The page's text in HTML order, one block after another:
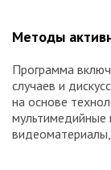
Методы
Программа
случаев и
на основе
мультимедийные
видеоматериалы,